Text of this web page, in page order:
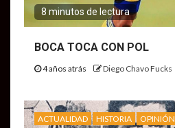
8 minutos de lectura
BOCA TOCA CON POL
4 años atrás Diego Chavo Fucks
ACTUALIDAD HISTORIA OPINIÓN